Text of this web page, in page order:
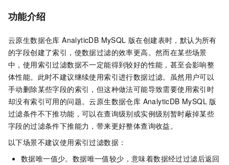
功能介绍
云原生数据仓库 AnalyticDB MySQL 版在创建表时，默认为所有
的字段创建了索引，使数据过滤的效率更高。然而在某些场景
中，使用索引过滤数据不一定能得到较好的性能，甚至会影响整
体性能。此时不建议继续使用索引进行数据过滤。虽然用户可以
手动删除某些字段的索引，但这种做法可能导致需要使用索引时
却没有索引可用的问题。云原生数据仓库 AnalyticDB MySQL 版
过滤条件不下推功能，可以在查询级别或实例级别暂时蔽掉某些
字段的过滤条件下推能力，带来更好整体查询收益。
以下场景不建议使用索引过滤数据：
数据唯一值少。数据唯一值较少，意味着数据经过过滤后返回